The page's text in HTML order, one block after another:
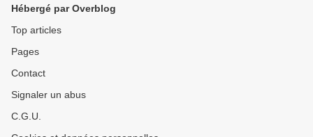
Hébergé par Overblog
Top articles
Pages
Contact
Signaler un abus
C.G.U.